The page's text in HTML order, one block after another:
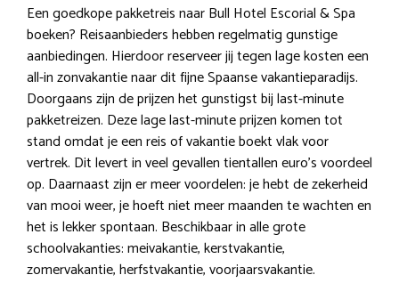
Een goedkope pakketreis naar Bull Hotel Escorial & Spa
boeken? Reisaanbieders hebben regelmatig gunstige
aanbiedingen. Hierdoor reserveer jij tegen lage kosten een
all-in zonvakantie naar dit fijne Spaanse vakantieparadijs.
Doorgaans zijn de prijzen het gunstigst bij last-minute
pakketreizen. Deze lage last-minute prijzen komen tot
stand omdat je een reis of vakantie boekt vlak voor
vertrek. Dit levert in veel gevallen tientallen euro’s voordeel
op. Daarnaast zijn er meer voordelen: je hebt de zekerheid
van mooi weer, je hoeft niet meer maanden te wachten en
het is lekker spontaan. Beschikbaar in alle grote
schoolvakanties: meivakantie, kerstvakantie,
zomervakantie, herfstvakantie, voorjaarsvakantie.